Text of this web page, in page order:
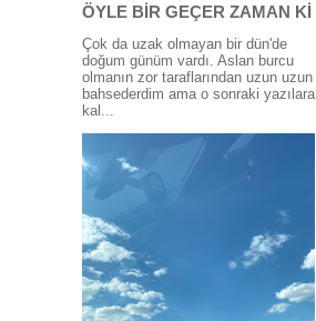
ÖYLE BİR GEÇER ZAMAN Kİ
Çok da uzak olmayan bir dün'de
doğum günüm vardı. Aslan burcu
olmanın zor taraflarından uzun uzun
bahsederdim ama o sonraki yazılara
kal...